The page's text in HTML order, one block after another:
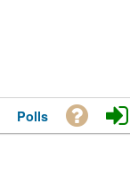
Polls